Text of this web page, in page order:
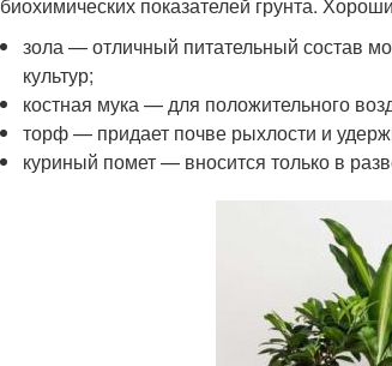
зола — отличный питательный состав
культур;
костная мука — для положительного
торф — придает почве рыхлости и
куриный помет — вносится только в